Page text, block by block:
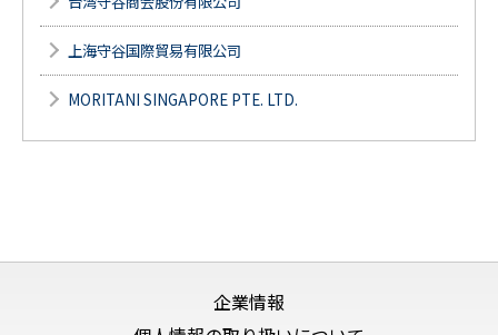
上海守谷国際貿易有限公司
MORITANI SINGAPORE PTE. LTD.
企業情報